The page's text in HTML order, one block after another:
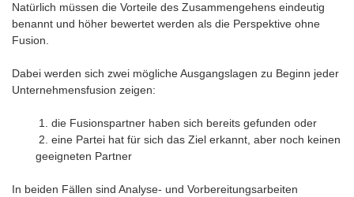
Natürlich müssen die Vorteile des Zusammengehens eindeutig
benannt und höher bewertet werden als die Perspektive ohne
Fusion.
Dabei werden sich zwei mögliche Ausgangslagen zu Beginn jeder
Unternehmensfusion zeigen:
1. die Fusionspartner haben sich bereits gefunden oder
2. eine Partei hat für sich das Ziel erkannt, aber noch keinen
geeigneten Partner
In beiden Fällen sind Analyse- und Vorbereitungsarbeiten